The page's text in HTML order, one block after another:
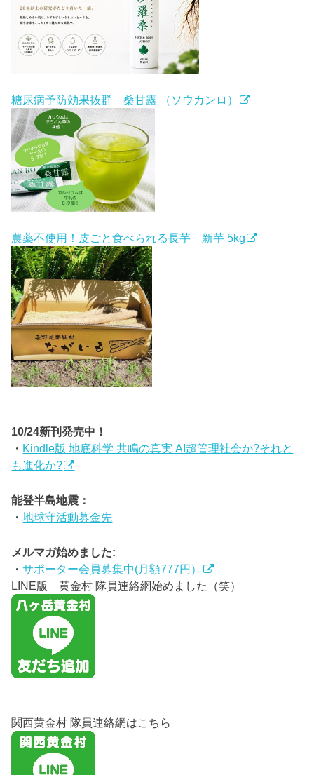
糖尿病予防効果抜群 桑甘露 （ソウカンロ）
農薬不使用！皮ごと食べられる長芋 新芋 5kg
10/24新刊発売中！
・ Kindle版 地底科学 共鳴の真実 AI超管理社会か?それと
も進化か?
能登半島地震：
・地球守活動募金先
メルマガ始めました:
・サポーター会員募集中(月額777円）
LINE版 黄金村 隊員連絡網始めました（笑）
関西黄金村 隊員連絡網はこちら